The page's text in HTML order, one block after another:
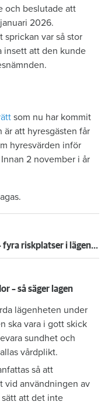
och beslutade att
2026.
sprickan var så stor
insett att den kunde
som nu har kommit
att hyresgästen får
hyresvärden inför
2 november i år
Så undviker du mögel – fyra riskplatser i lägenheten: ”Måste städa bort”
– så säger lagen
lägenheten under
ska vara i gott skick
sundhet och
vårdplikt.
så att
vid användningen av
att det inte